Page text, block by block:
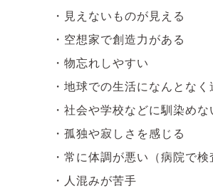
・見えないものが見える
・空想家で創造力がある
・物忘れしやすい
・地球での生活になんとな
・社会や学校などに馴染めな
・孤独や寂しさを感じる
・常に体調が悪い（病院で
・人混みが苦手